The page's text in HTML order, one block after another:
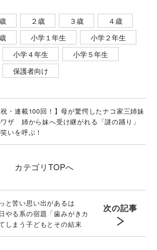
２歳 ３歳
４歳
小学１年生
小学２年生
小学４年生
小学５年生
保護者向け
祝・連載100回！】母が驚愕したナコ家三姉妹
ザ 姉から妹へ受け継がれる「謎の踊り」
いを呼ぶ！
カテゴリ TOPへ
と苦い思い出があるは
る系の宿題「歯みがきカ
しまう子どもとその結末
次の記事